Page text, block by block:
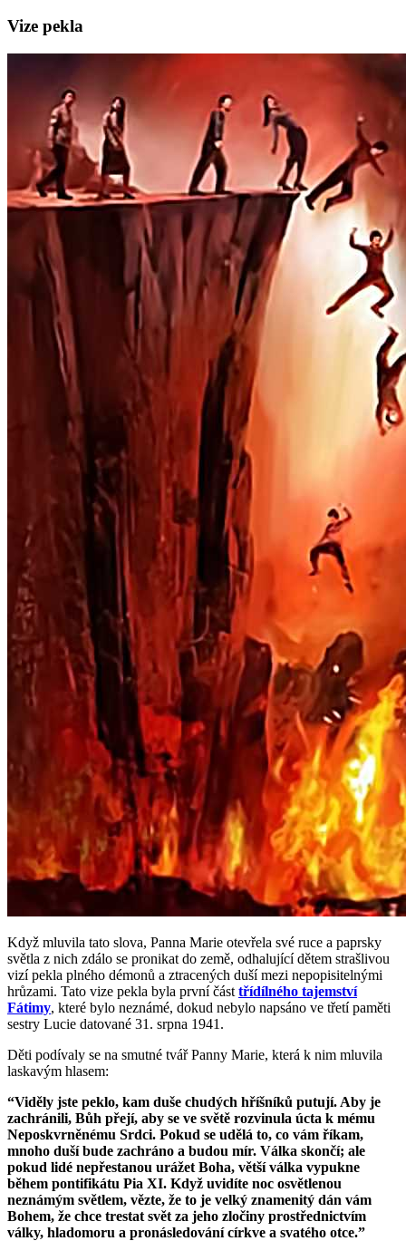
Vize pekla
Když mluvila tato slova, Panna Marie otevřela své ruce a paprsky
světla z nich zdálo se pronikat do země, odhalující dětem strašlivou
vizí pekla plného démonů a ztracených duší mezi nepopisitelnými
hrůzami. Tato vize pekla byla první část třídílného tajemství
Fátimy, které bylo neznámé, dokud nebylo napsáno ve třetí paměti
sestry Lucie datované 31. srpna 1941.
Děti podívaly se na smutné tvář Panny Marie, která k nim mluvila
laskavým hlasem:
“Viděly jste peklo, kam duše chudých hříšníků putují. Aby je
zachránili, Bůh přejí, aby se ve světě rozvinula úcta k mému
Neposkvrněnému Srdci. Pokud se udělá to, co vám říkam,
mnoho duší bude zachráno a budou mír. Válka skončí; ale
pokud lidé nepřestanou urážet Boha, větší válka vypukne
během pontifikátu Pia XI. Když uvidíte noc osvětlenou
neznámým světlem, vězte, že to je velký znamenitý dán vám
Bohem, že chce trestat svět za jeho zločiny prostřednictvím
války, hladomoru a pronásledování církve a svatého otce.”